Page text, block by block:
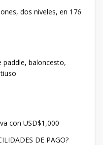
dos niveles, en 176
paddle, baloncesto,
con USD$1,000
DE PAGO?